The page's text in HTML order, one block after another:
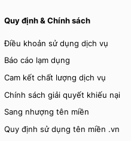
Quy định & Chính sách
Điều khoản sử dụng dịch vụ
Báo cáo lạm dụng
Cam kết chất lượng dịch vụ
Chính sách giải quyết khiếu nại
Sang nhượng tên miền
Quy định sử dụng tên miền .vn